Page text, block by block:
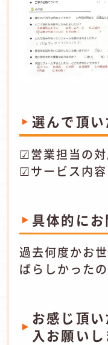
選んで頂
☑営業担当の
☑サービス内容
具体的にお
過去何度かお
ばらしかったの
お感じ頂
入お願いし